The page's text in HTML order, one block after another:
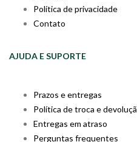
Política de privacidade
Contato
AJUDA E SUPORTE
Prazos e entregas
Política de troca e
Entregas em atraso
Perguntas frequentes